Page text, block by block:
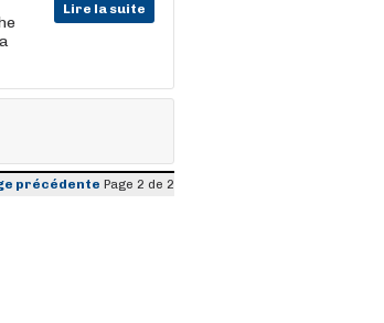
Lire la suite
précédente Page 2 de 2